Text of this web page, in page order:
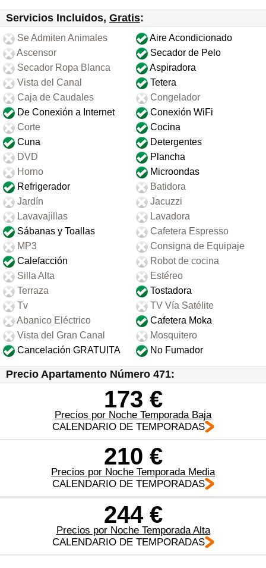
Servicios Incluidos, Gratis:
Se Admiten Animales
Aire Acondicionado
Ascensor
Secador de Pelo
Secador Ropa Blanca
Aspiradora
Vista del Canal
Tetera
Caja de Caudales
Congelador
De Conexión a Internet
Conexión WiFi
Corte
Cocina
Cuna
Detergentes
DVD
Plancha
Horno
Microondas
Refrigerador
Batidora
Jardín
Jacuzzi
Lavavajillas
Lavadora
Sábanas y Toallas
Cafetera Espresso
MP3
Consigna de Equipaje
Calefacción
Robot de cocina
Silla Alta
Estéreo
Terraza
Tostadora
Tv
TV Vía Satélite
Abanico Eléctrico
Cafetera Moka
Vista del Gran Canal
Mosquitero
Cancelación GRATUITA
No Fumador
Precio Apartamento Número 471:
173 €
Precios por Noche Temporada Baja
CALENDARIO DE TEMPORADAS
210 €
Precios por Noche Temporada Media
CALENDARIO DE TEMPORADAS
244 €
Precios por Noche Temporada Alta
CALENDARIO DE TEMPORADAS